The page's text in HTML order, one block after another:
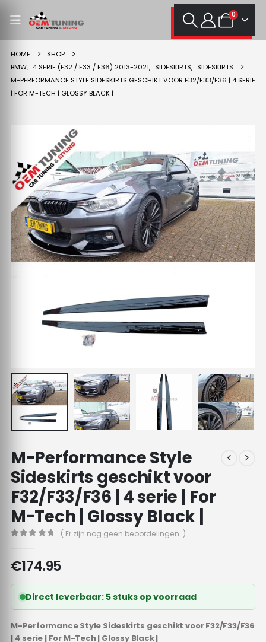
0
HOME
SHOP
BMW, 4 SERIE (F32 / F33 / F36) 2013-2021, SIDESKIRTS, SIDESKIRTS
M-PERFORMANCE STYLE SIDESKIRTS GESCHIKT VOOR F32/F33/F36 | 4 SERIE
| FOR M-TECH | GLOSSY BLACK |
M-Performance Style
Sideskirts geschikt voor
F32/F33/F36 | 4 serie | For
M-Tech | Glossy Black |
( Er zijn nog geen beoordelingen. )
€174.95
Direct leverbaar: 5 stuks op voorraad
M-Performance Style Sideskirts geschikt voor F32/F33/F36
| 4 serie | For M-Tech | Glossy Black |